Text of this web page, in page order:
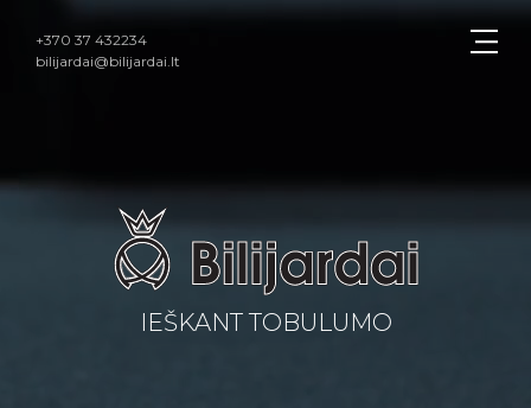
+370 37 432234
bilijardai@bilijardai.lt
IEŠKANT TOBULUMO